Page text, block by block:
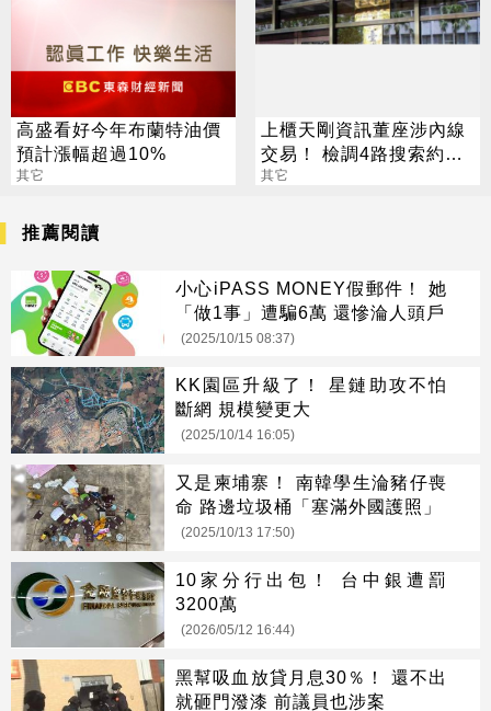
高盛看好今年布蘭特油價
預計漲幅超過10%
其它
上櫃天剛資訊董座涉內線
交易！ 檢調4路搜索約談5
人
其它
推薦閱讀
小心iPASS MONEY假郵件！ 她
「做1事」遭騙6萬 還慘淪人頭戶
(2025/10/15 08:37)
KK園區升級了！ 星鏈助攻不怕
斷網 規模變更大
(2025/10/14 16:05)
又是柬埔寨！ 南韓學生淪豬仔喪
命 路邊垃圾桶「塞滿外國護照」
(2025/10/13 17:50)
10家分行出包！ 台中銀遭罰
3200萬
(2026/05/12 16:44)
黑幫吸血放貸月息30％！ 還不出
就砸門潑漆 前議員也涉案